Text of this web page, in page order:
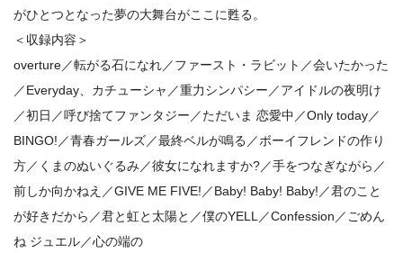
がひとつとなった夢の大舞台がここに甦る。
＜収録内容＞
overture／転がる石になれ／ファースト・ラビット／会いたかった
／Everyday、カチューシャ／重力シンパシー／アイドルの夜明け
／初日／呼び捨てファンタジー／ただいま 恋愛中／Only today／
BINGO!／青春ガールズ／最終ベルが鳴る／ボーイフレンドの作り
方／くまのぬいぐるみ／彼女になれますか?／手をつなぎながら／
前しか向かねえ／GIVE ME FIVE!／Baby! Baby! Baby!／君のこと
が好きだから／君と虹と太陽と／僕のYELL／Confession／ごめん
ね ジュエル／心の端の